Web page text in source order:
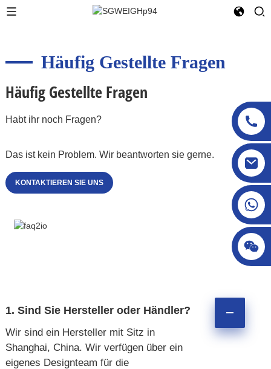
sgcheckweigher@gmail.com
Häufig Gestellte Fragen
Häufig Gestellte Fragen
Habt ihr noch Fragen?
Das ist kein Problem. Wir beantworten sie gerne.
KONTAKTIEREN SIE UNS
1. Sind Sie Hersteller oder Händler?
Wir sind ein Hersteller mit Sitz in
Shanghai, China. Wir verfügen über ein
eigenes Designteam für die